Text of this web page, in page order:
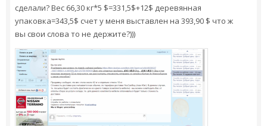
сделали? Вес 66,30 кг*5 $=331,5$+12$ деревянная
упаковка=343,5$ счет у меня выставлен на 393,90 $ что ж
вы свои слова то не держите?)))